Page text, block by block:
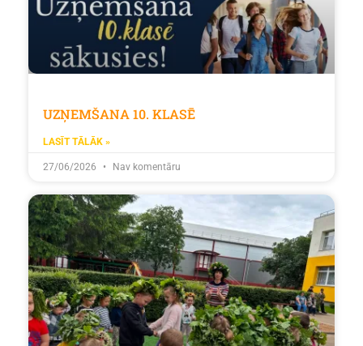
UZŅEMŠANA 10. KLASĒ
LASĪT TĀLĀK »
27/06/2026 Nav komentāru